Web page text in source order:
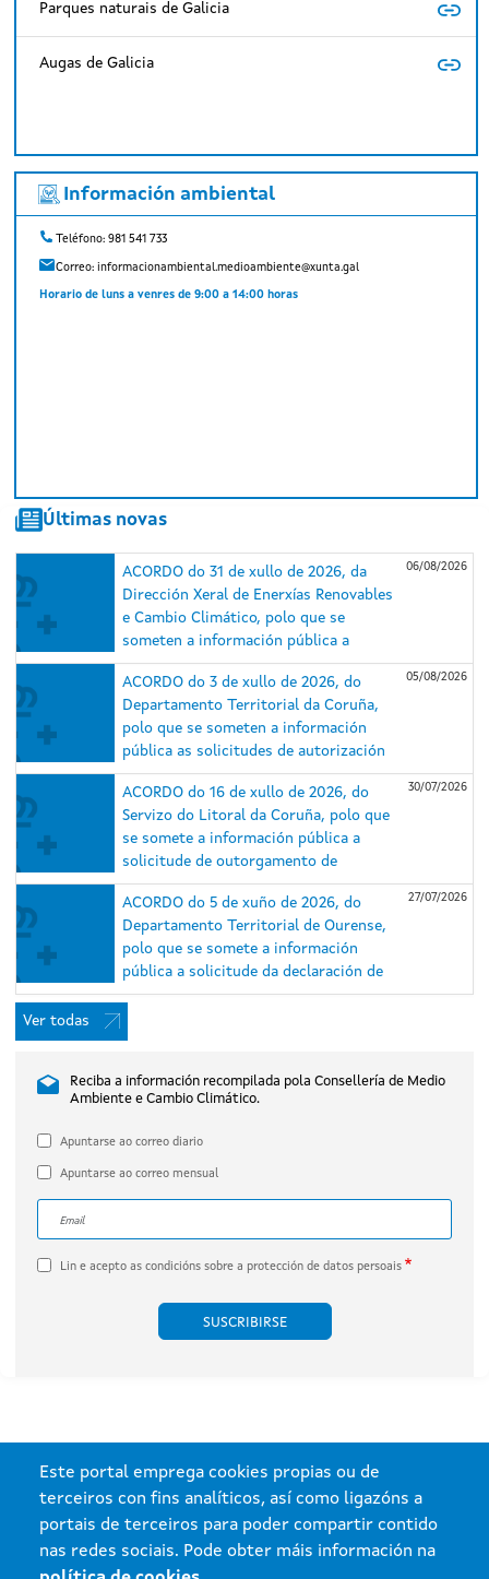
Este portal emprega cookies propias ou de
terceiros con fins analíticos, así como ligazóns a
portais de terceiros para poder compartir contido
nas redes sociais. Pode obter máis información na
Últimas novas
ACORDO do 31 de xullo de 2026, da
Dirección Xeral de Enerxías Renovables
e Cambio Climático, polo que se
someten a información pública a
solicitude de autorización
administrativa previa e de construción
e o estudo de impacto ambiental (EsIA)
do proxecto do parque eólico
Repotenciación Serra da Loba e das
súas infraestruturas de evacuación,
nos concellos de Guitiriz e Xermade
(Lugo) e Aranga e Monfero (A Coruña)
(expediente IN408A 2025/018).
06/08/2026
ACORDO do 3 de xullo de 2026, do
Departamento Territorial da Coruña,
polo que se someten a información
pública as solicitudes de autorización
administrativa previa e de construción
e o estudo de impacto ambiental dos
proxectos do parque eólico
Repotenciación Barbanza I (expediente
IN408A 2025/007) e do parque eólico
Repotenciación Barbanza II (expediente
IN408A 2025/006), situados nos
concellos do Porto do Son, A Pobra do
Caramiñal e Boiro (A Coruña).
05/08/2026
ACORDO do 16 de xullo de 2026, do
Servizo do Litoral da Coruña, polo que
se somete a información pública a
solicitude de outorgamento de
concesión de ocupación de dominio
público marítimo-terrestre para caseta
de salvamento, duchas e lavapés na
praia de Gandarío, no concello de
Bergondo (A Coruña).
30/07/2026
ACORDO do 5 de xuño de 2026, do
Departamento Territorial de Ourense,
polo que se somete a información
pública a solicitude da declaración de
utilidade pública, en concreto, coa
proxecto do parque eólico Xesteirón,
Montederramo (Ourense), promovido
(expediente IN408A 2020/032B).
27/07/2026
Ver todas
Reciba a información recompilada pola Consellería de Medio
Ambiente e Cambio Climático.
Apuntarse ao correo diario
Apuntarse ao correo mensual
Lin e acepto as condicións sobre a protección de datos persoais
Parques naturais de Galicia
Augas de Galicia
Información ambiental
Teléfono: 981 541 733
Correo:informacionambiental.medioambiente@xunta.gal
Horario de luns a venres de 9:00 a 14:00 horas